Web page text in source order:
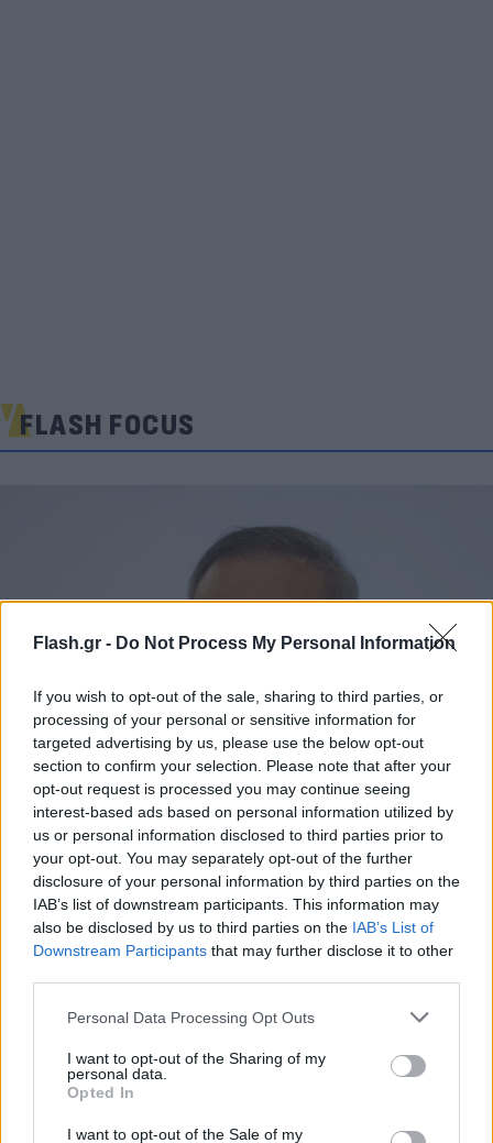
Flash.gr - Do Not Process My Personal Information
If you wish to opt-out of the sale, sharing to third parties, or
processing of your personal or sensitive information for
targeted advertising by us, please use the below opt-out
section to confirm your selection. Please note that after your
opt-out request is processed you may continue seeing
interest-based ads based on personal information utilized by
us or personal information disclosed to third parties prior to
your opt-out. You may separately opt-out of the further
disclosure of your personal information by third parties on the
IAB’s list of downstream participants. This information may
also be disclosed by us to third parties on the IAB’s List of
Downstream Participants that may further disclose it to other
Please note that this website/app uses one or more Google
not limited to your visit or usage behaviour. You may click to
grant or deny consent to Google and its third-party tags to
use your data for below specified purposes in below Google
consent section.
Personal Data Processing Opt Outs
I want to opt-out of the Sharing of my
personal data.
Opted In
I want to opt-out of the Sale of my
FLASH FOCUS
Προκλητικός Φιντάν για το Κυπριακό: «Η
ειρήνη οφείλεται στους Τούρκους
08.08.2026